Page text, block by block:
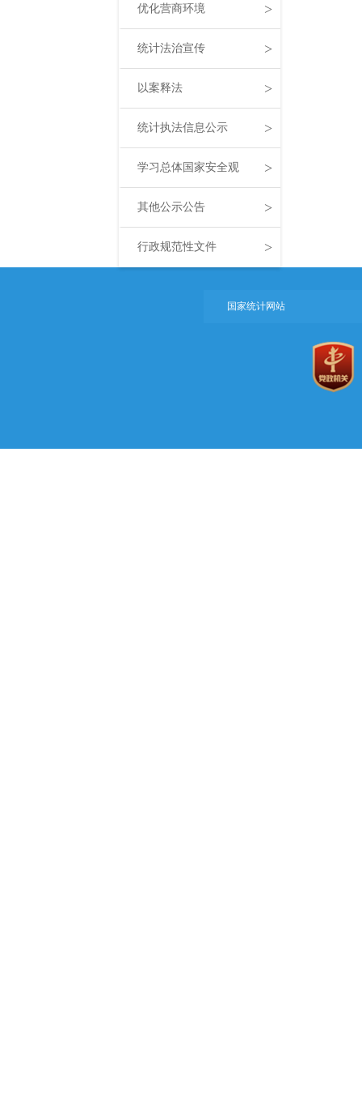
优化营商环境 >
统计法治宣传 >
以案释法 >
统计执法信息公示 >
学习总体国家安全观 >
其他公示公告 >
行政规范性文件 >
国家统计网站